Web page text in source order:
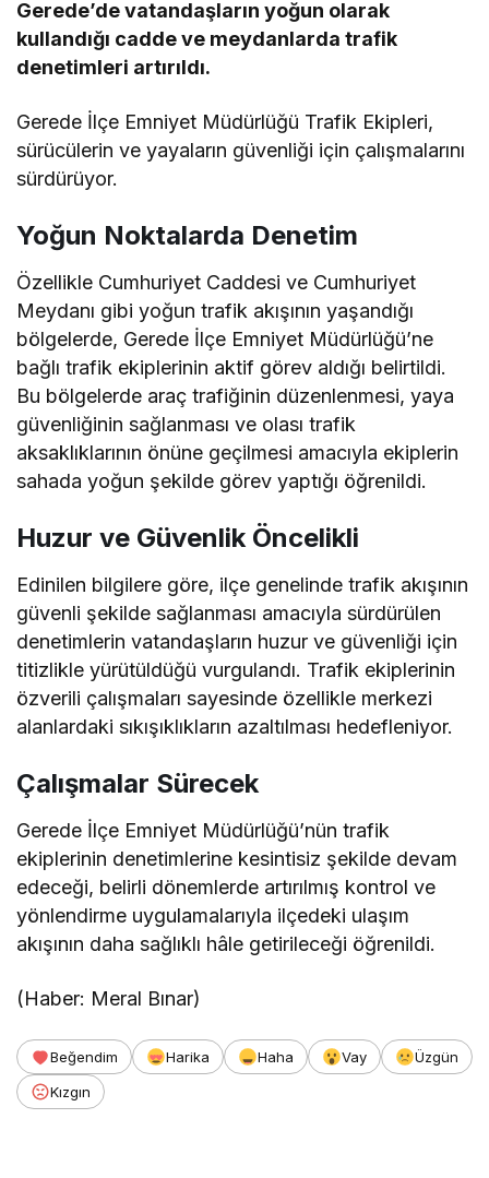
Gerede’de vatandaşların yoğun olarak
kullandığı cadde ve meydanlarda trafik
denetimleri artırıldı.
Gerede İlçe Emniyet Müdürlüğü Trafik Ekipleri,
sürücülerin ve yayaların güvenliği için çalışmalarını
sürdürüyor.
Yoğun Noktalarda Denetim
Özellikle Cumhuriyet Caddesi ve Cumhuriyet
Meydanı gibi yoğun trafik akışının yaşandığı
bölgelerde, Gerede İlçe Emniyet Müdürlüğü’ne
bağlı trafik ekiplerinin aktif görev aldığı belirtildi.
Bu bölgelerde araç trafiğinin düzenlenmesi, yaya
güvenliğinin sağlanması ve olası trafik
aksaklıklarının önüne geçilmesi amacıyla ekiplerin
sahada yoğun şekilde görev yaptığı öğrenildi.
Huzur ve Güvenlik Öncelikli
Edinilen bilgilere göre, ilçe genelinde trafik akışının
güvenli şekilde sağlanması amacıyla sürdürülen
denetimlerin vatandaşların huzur ve güvenliği için
titizlikle yürütüldüğü vurgulandı. Trafik ekiplerinin
özverili çalışmaları sayesinde özellikle merkezi
alanlardaki sıkışıklıkların azaltılması hedefleniyor.
Çalışmalar Sürecek
Gerede İlçe Emniyet Müdürlüğü’nün trafik
ekiplerinin denetimlerine kesintisiz şekilde devam
edeceği, belirli dönemlerde artırılmış kontrol ve
yönlendirme uygulamalarıyla ilçedeki ulaşım
akışının daha sağlıklı hâle getirileceği öğrenildi.
(Haber: Meral Bınar)
Beğendim Harika Haha Vay
Üzgün
Kızgın